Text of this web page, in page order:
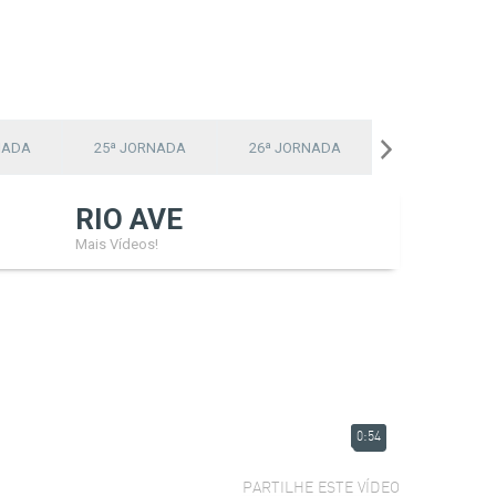
25ª JORNADA 26ª JORNADA
RIO AVE
Mais Vídeos!
0:54
PARTILHE ESTE VÍDEO